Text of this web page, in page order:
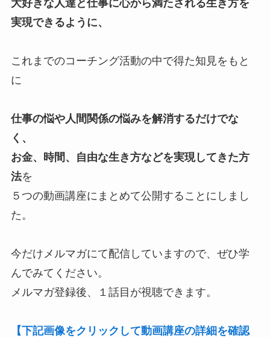
大好きな人達と仕事に心から満たされる生き方を
実現できるように、
これまでのコーチング活動の中で得た知見をもと
に
仕事の悩や人間関係の悩みを解消するだけでな
く、
お金、時間、自由な生き方などを実現してきた方
法を
５つの動画講座にまとめて公開することにしまし
た。
今だけメルマガにて配信していますので、ぜひ学
んでみてください。
メルマガ登録後、１話目が視聴できます。
【下記画像をクリックして動画講座の詳細を確認